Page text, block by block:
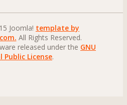
Joomla! template by
All Rights Reserved.
released under the GNU
Public License.